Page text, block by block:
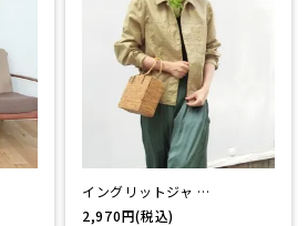
イングリットジャ …
2,970円(税込)